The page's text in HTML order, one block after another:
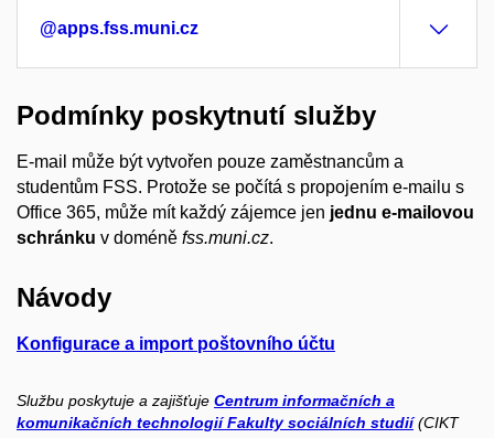
@apps.fss.muni.cz
Podmínky poskytnutí služby
E-mail může být vytvořen pouze zaměstnancům a
studentům FSS. Protože se počítá s propojením e-mailu s
Office 365, může mít každý zájemce jen jednu e-mailovou
schránku v doméně fss.muni.cz.
Návody
Konfigurace a import poštovního účtu
Službu poskytuje a zajišťuje Centrum informačních a
komunikačních technologií Fakulty sociálních studií (CIKT